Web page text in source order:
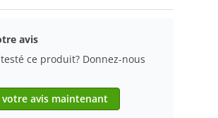
avis
ce produit? Donnez-nous
votre avis maintenant